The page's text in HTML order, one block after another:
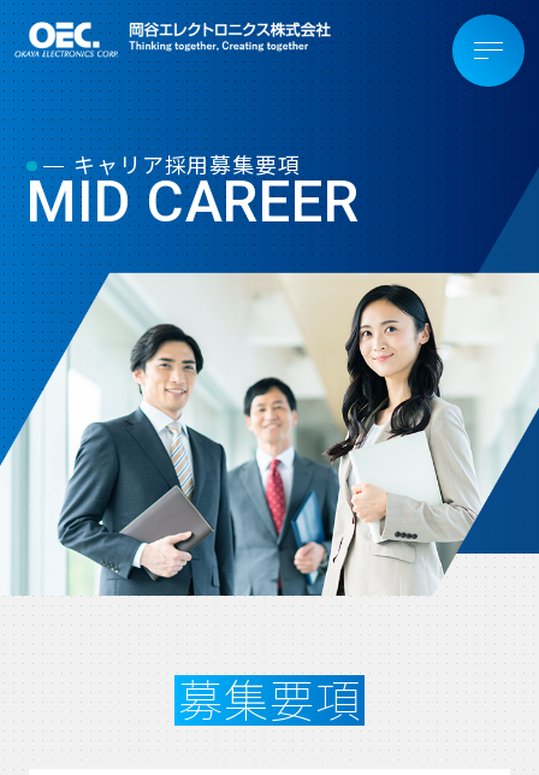
キャリア採用募集要項
MID CAREER
募集要項